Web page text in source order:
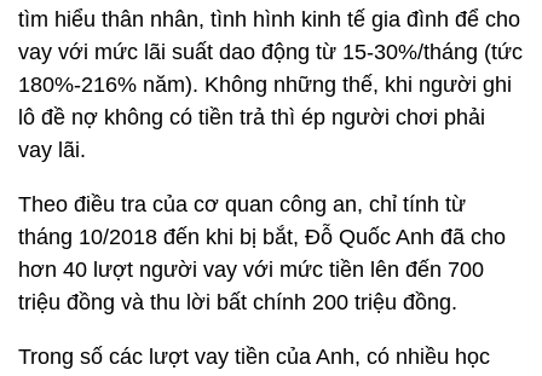
tìm hiểu thân nhân, tình hình kinh tế gia đình để cho
vay với mức lãi suất dao động từ 15-30%/tháng (tức
180%-216% năm). Không những thế, khi người ghi
lô đề nợ không có tiền trả thì ép người chơi phải
vay lãi.
Theo điều tra của cơ quan công an, chỉ tính từ
tháng 10/2018 đến khi bị bắt, Đỗ Quốc Anh đã cho
hơn 40 lượt người vay với mức tiền lên đến 700
triệu đồng và thu lời bất chính 200 triệu đồng.
Trong số các lượt vay tiền của Anh, có nhiều học